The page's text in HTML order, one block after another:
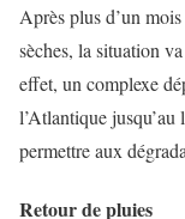
Après plus d’un
sèches, la situation
effet, un complexe
l’Atlantique jusqu’au
permettre aux
Retour de pluies